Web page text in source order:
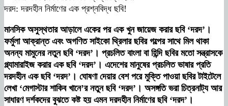
দরদ: দরদহীন নির্মাণের এক প্রশ্নবিদ্ধ ছবি!
মানসিক অসুস্থতার আড়ালে একের পর এক খুন জায়েজ করার ছবি ‘দরদ’।
ফর্মুলা আক্রান্ত এবং অগণিত সাইকো থ্রিলার ছবির গল্পের সাথে মিল থাকা
অনন্য মামুনের নতুন ছবি ‘দরদ’। প্রচলিত বাংলা বা হিন্দি ছবির মতো সন্ত্রাসকে
গ্ল্যামারাইজ করার এক ছবি ‘দরদ’। এদেশের মানুষের প্রচলিত ভাষার প্রতি
দরদহীন এক ছবি ‘দরদ’। ঘোষণা দেয়ার বেশ পরে মুক্তি পাওয়া ছবির টাইটেলে
লেখা ‘মেগাস্টার শাকিব খানে’র নতুন ছবি ‘দরদ’। অসঙ্গতি ভরা চিত্রনাট্য আর
সাধারণ দর্শকদের বুঝতে কষ্ট হয় এমন দরদহীন নির্মাণের ছবি ‘দরদ’।